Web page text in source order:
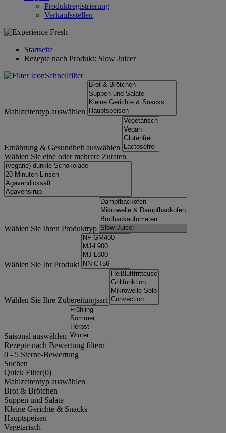
Produktregistrierung
Verkaufsstellen
Startseite
Rezepte nach Produkt: Slow Juicer
Schnellfilter
Mahlzeitentyp auswählen
Ernährung & Gesundheit auswählen
Wählen Sie eine oder mehrere Zutaten
Wählen Sie Ihren Produkttyp
Wählen Sie Ihr Produkt
Wählen Sie Ihre Zubereitungsart
Saisonal auswählen
Rezepte nach Bewertung filtern
0 - 5 Sterne-Bewertung
Suchen
Quick Filter(0)
Mahlzeitentyp auswählen
Brot & Brötchen
Suppen und Salate
Kleine Gerichte & Snacks
Hauptspeisen
Vegetarisch